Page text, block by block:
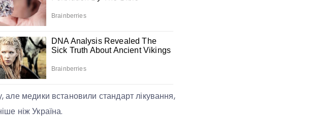
але медики встановили стандарт лікування,
ніж Україна.